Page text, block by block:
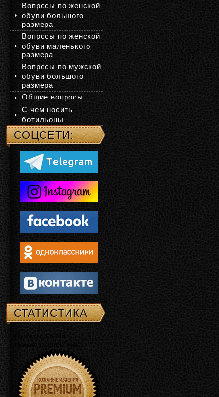
Вопросы по женской
обуви большого
размера
Вопросы по женской
обуви маленького
размера
Вопросы по мужской
обуви большого
размера
Общие вопросы
С чем носить
ботильоны
СОЦСЕТИ:
СТАТИСТИКА
Память: 3.5 Mb
Время: 0.00807 сек.